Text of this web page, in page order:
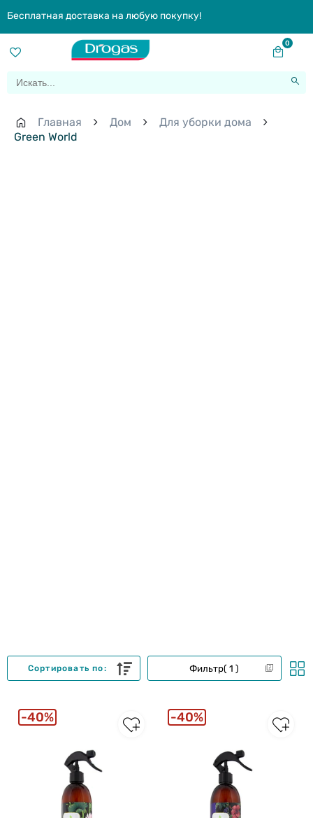
Бесплатная доставка на любую покупку!
0
Главная Дом
Для уборки дома
Green World
Фильтр 1
Сортировать по:
40% 40%